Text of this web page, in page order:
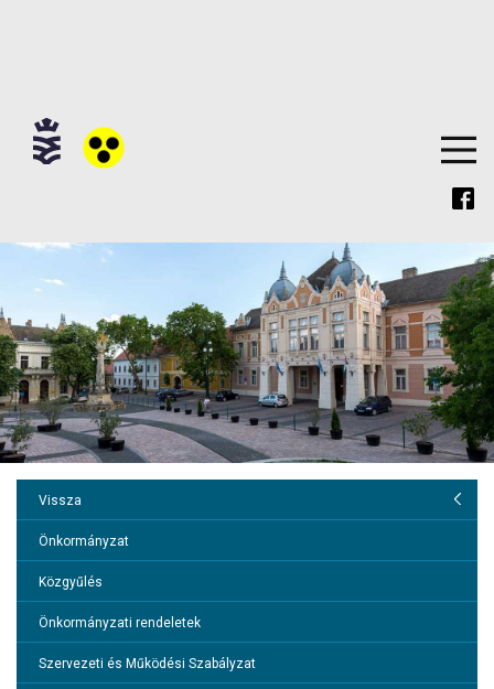
Hírek
Önkormányzat
Vissza
Önkormányzat
Közgyűlés
Önkormányzati rendeletek
Szervezeti és Működési Szabályzat
Polgármesteri Hivatal
Bor, turizmus, szabadidő
Gazdaság